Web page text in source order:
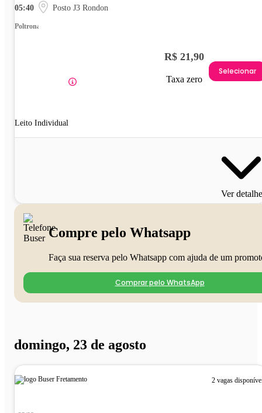
05:40 Posto J3 Rondon
Poltrona
Leito Individual
R$ 21,90
Taxa zero
Selecionar
Ver
Compre pelo Whatsapp
Faça sua reserva pelo Whatsapp com ajuda de um
Comprar pelo WhatsApp
domingo, 23 de agosto
2 vagas